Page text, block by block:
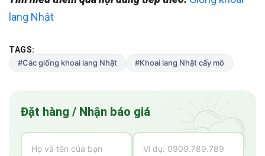
lang Nhật
TAGS:
#Các giống khoai lang Nhật
#Khoai lang Nhật cấy mô
Đặt hàng / Nhận báo giá